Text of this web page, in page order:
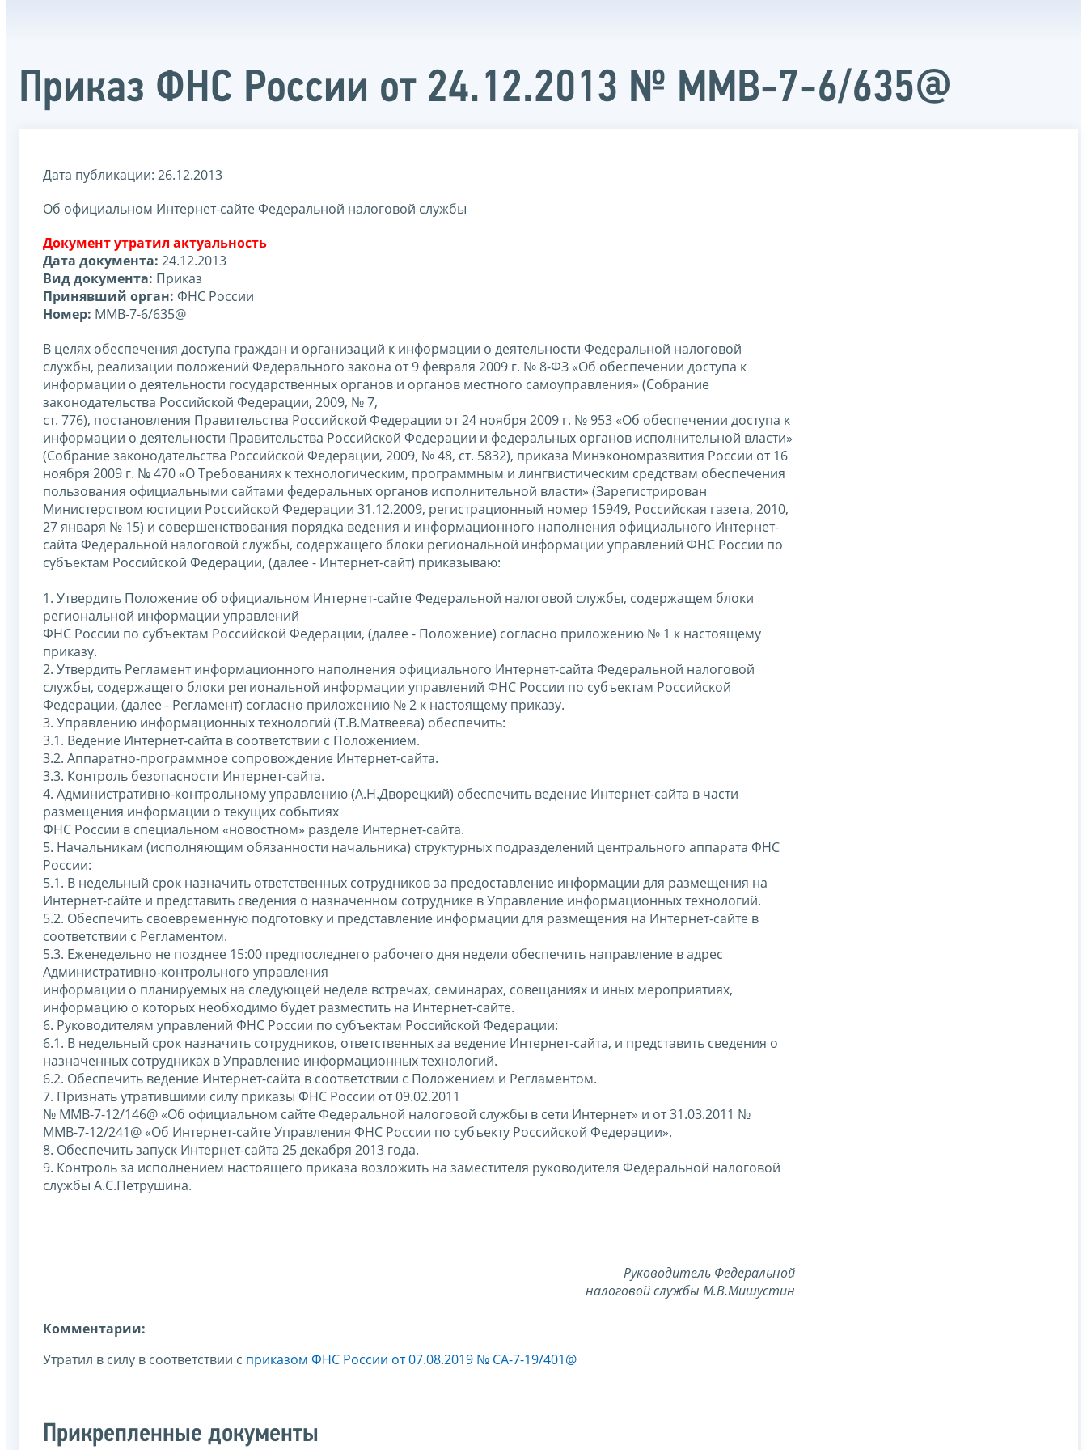
Приказ ФНС России от 24.12.2013 № ММВ-7-6/635@
Дата публикации: 26.12.2013
Об официальном Интернет-сайте Федеральной налоговой службы
Документ утратил актуальность
Дата документа: 24.12.2013
Вид документа: Приказ
Принявший орган: ФНС России
Номер: ММВ-7-6/635@
В целях обеспечения доступа граждан и организаций к информации о деятельности Федеральной налоговой
службы, реализации положений Федерального закона от 9 февраля 2009 г. № 8-ФЗ «Об обеспечении доступа к
информации о деятельности государственных органов и органов местного самоуправления» (Собрание
законодательства Российской Федерации, 2009, № 7,
ст. 776), постановления Правительства Российской Федерации от 24 ноября 2009 г. № 953 «Об обеспечении доступа к
информации о деятельности Правительства Российской Федерации и федеральных органов исполнительной власти»
(Собрание законодательства Российской Федерации, 2009, № 48, ст. 5832), приказа Минэкономразвития России от 16
ноября 2009 г. № 470 «О Требованиях к технологическим, программным и лингвистическим средствам обеспечения
пользования официальными сайтами федеральных органов исполнительной власти» (Зарегистрирован
Министерством юстиции Российской Федерации 31.12.2009, регистрационный номер 15949, Российская газета, 2010,
27 января № 15) и совершенствования порядка ведения и информационного наполнения официального Интернет-
сайта Федеральной налоговой службы, содержащего блоки региональной информации управлений ФНС России по
субъектам Российской Федерации, (далее - Интернет-сайт) приказываю:
1. Утвердить Положение об официальном Интернет-сайте Федеральной налоговой службы, содержащем блоки
региональной информации управлений
ФНС России по субъектам Российской Федерации, (далее - Положение) согласно приложению № 1 к настоящему
приказу.
2. Утвердить Регламент информационного наполнения официального Интернет-сайта Федеральной налоговой
службы, содержащего блоки региональной информации управлений ФНС России по субъектам Российской
Федерации, (далее - Регламент) согласно приложению № 2 к настоящему приказу.
3. Управлению информационных технологий (Т.В.Матвеева) обеспечить:
3.1. Ведение Интернет-сайта в соответствии с Положением.
3.2. Аппаратно-программное сопровождение Интернет-сайта.
3.3. Контроль безопасности Интернет-сайта.
4. Административно-контрольному управлению (А.Н.Дворецкий) обеспечить ведение Интернет-сайта в части
размещения информации о текущих событиях
ФНС России в специальном «новостном» разделе Интернет-сайта.
5. Начальникам (исполняющим обязанности начальника) структурных подразделений центрального аппарата ФНС
России:
5.1. В недельный срок назначить ответственных сотрудников за предоставление информации для размещения на
Интернет-сайте и представить сведения о назначенном сотруднике в Управление информационных технологий.
5.2. Обеспечить своевременную подготовку и представление информации для размещения на Интернет-сайте в
соответствии с Регламентом.
5.3. Еженедельно не позднее 15:00 предпоследнего рабочего дня недели обеспечить направление в адрес
Административно-контрольного управления
информации о планируемых на следующей неделе встречах, семинарах, совещаниях и иных мероприятиях,
информацию о которых необходимо будет разместить на Интернет-сайте.
6. Руководителям управлений ФНС России по субъектам Российской Федерации:
6.1. В недельный срок назначить сотрудников, ответственных за ведение Интернет-сайта, и представить сведения о
назначенных сотрудниках в Управление информационных технологий.
6.2. Обеспечить ведение Интернет-сайта в соответствии с Положением и Регламентом.
7. Признать утратившими силу приказы ФНС России от 09.02.2011
№ ММВ-7-12/146@ «Об официальном сайте Федеральной налоговой службы в сети Интернет» и от 31.03.2011 №
ММВ-7-12/241@ «Об Интернет-сайте Управления ФНС России по субъекту Российской Федерации».
8. Обеспечить запуск Интернет-сайта 25 декабря 2013 года.
9. Контроль за исполнением настоящего приказа возложить на заместителя руководителя Федеральной налоговой
службы А.С.Петрушина.
Руководитель Федеральной
налоговой службы М.В.Мишустин
Комментарии:
Утратил в силу в соответствии с приказом ФНС России от 07.08.2019 № СА-7-19/401@
Прикрепленные документы